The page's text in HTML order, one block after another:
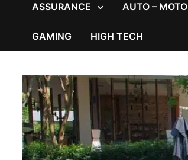
ASSURANCE AUTO – MOTO
GAMING HIGH TECH